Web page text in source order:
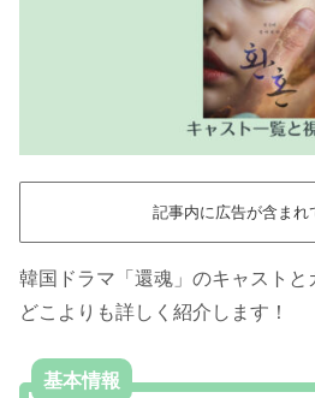
記事内に広告が含まれ
韓国ドラマ「還魂」のキャストと
どこよりも詳しく紹介します！
基本情報